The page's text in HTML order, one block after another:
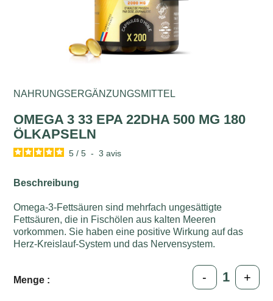
NAHRUNGSERGÄNZUNGSMITTEL
OMEGA 3 33 EPA 22DHA 500 MG 180
ÖLKAPSELN
5 / 5 - 3avis
Beschreibung
Omega-3-Fettsäuren sind mehrfach ungesättigte
Fettsäuren, die in Fischölen aus kalten Meeren
vorkommen. Sie haben eine positive Wirkung auf das
Herz-Kreislauf-System und das Nervensystem.
Menge : - +